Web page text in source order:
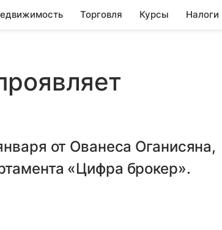
Торговля Курсы Налоги
от Ованеса Оганисяна,
«Цифра брокер».